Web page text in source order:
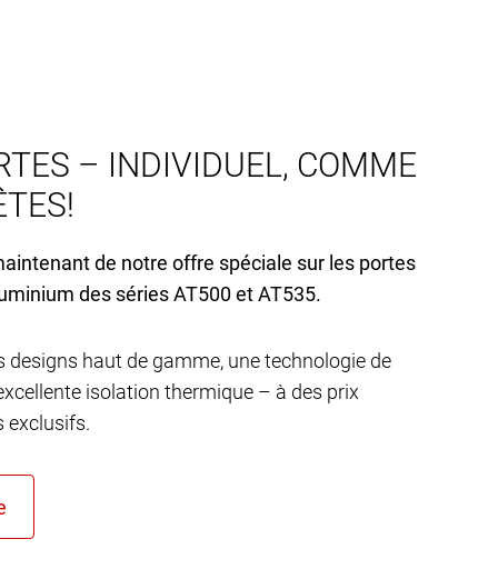
– INDIVIDUEL, COMME
de notre offre spéciale sur les portes
des séries AT500 et AT535.
designs haut de gamme, une technologie de
isolation thermique – à des prix
exclusifs.